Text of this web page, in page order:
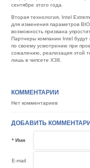
сентябре этого года.
Вторая технология, Intel
для изменения параметров
возможность призвана
Партнеры компании Intel будут
по своему усмотрению при
сожалению, реализация этой
лишь в чипсете X38.
КОММЕНТАРИИ
Нет комментариев
ДОБАВИТЬ
* Имя
E-mail